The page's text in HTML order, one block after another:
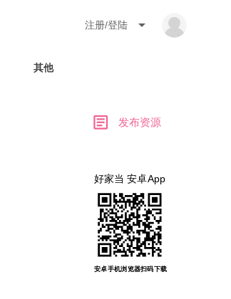
注册/登陆 arrow_drop_down
其他
article 发布资源
好家当 安卓App
安卓手机浏览器扫码下载